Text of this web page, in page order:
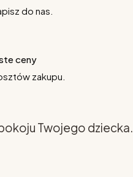
do nas.
ceny
zakupu.
Twojego dziecka.